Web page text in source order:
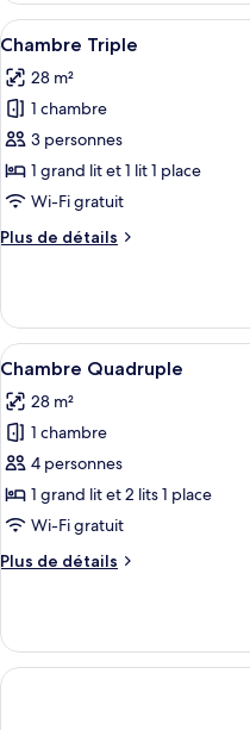
ou
avec
lits
jumeaux
type
de
Chambre
Double
ou
avec
lits
jumeaux
Afficher
toutes
les
photos
pour
ce
type
chambre :
9
Chambre Triple
28 m²
1 chambre
3 personnes
1 grand lit et 1 lit 1 place
Wi-Fi gratuit
Plus de détails
Plus
le
type
de
Chambre
Triple
Afficher
toutes
les
photos
pour
ce
type
chambre :
10
Chambre Quadruple
28 m²
1 chambre
4 personnes
1 grand lit et 2 lits 1 place
Wi-Fi gratuit
Plus de détails
Plus
le
type
de